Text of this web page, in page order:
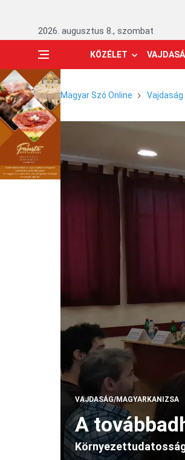
2026. augusztus 8., szombat
KÖZÉLET
Magyar Szó Online Vajdaság
VAJDASÁG/MAGYARKANIZSA
A